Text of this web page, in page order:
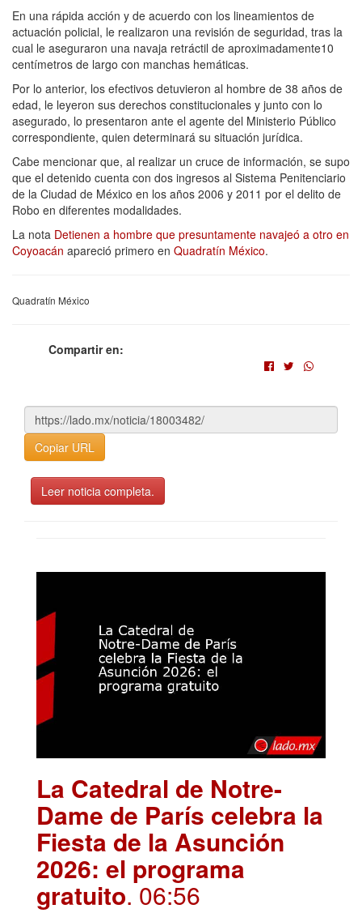
En una rápida acción y de acuerdo con los lineamientos de
actuación policial, le realizaron una revisión de seguridad, tras la
cual le aseguraron una navaja retráctil de aproximadamente10
centímetros de largo con manchas hemáticas.
Por lo anterior, los efectivos detuvieron al hombre de 38 años de
edad, le leyeron sus derechos constitucionales y junto con lo
asegurado, lo presentaron ante el agente del Ministerio Público
correspondiente, quien determinará su situación jurídica.
Cabe mencionar que, al realizar un cruce de información, se supo
que el detenido cuenta con dos ingresos al Sistema Penitenciario
de la Ciudad de México en los años 2006 y 2011 por el delito de
Robo en diferentes modalidades.
La nota Detienen a hombre que presuntamente navajeó a otro en
Coyoacán apareció primero en Quadratín México.
Quadratín México
Compartir en:
Copiar URL
Leer noticia completa.
La Catedral de Notre-
Dame de París celebra la
Fiesta de la Asunción
2026: el programa
gratuito. 06:56